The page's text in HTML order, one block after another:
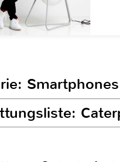
Smartphones